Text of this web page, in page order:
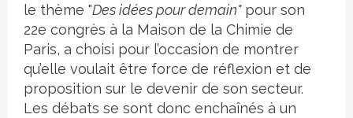
le thème "Des idées pour demain"pour son
22e congrès à la Maison de la Chimie de
Paris, a choisi pour l’occasion de montrer
qu’elle voulait être force de réflexion et de
proposition sur le devenir de son secteur.
Les débats se sont donc enchaînés à un